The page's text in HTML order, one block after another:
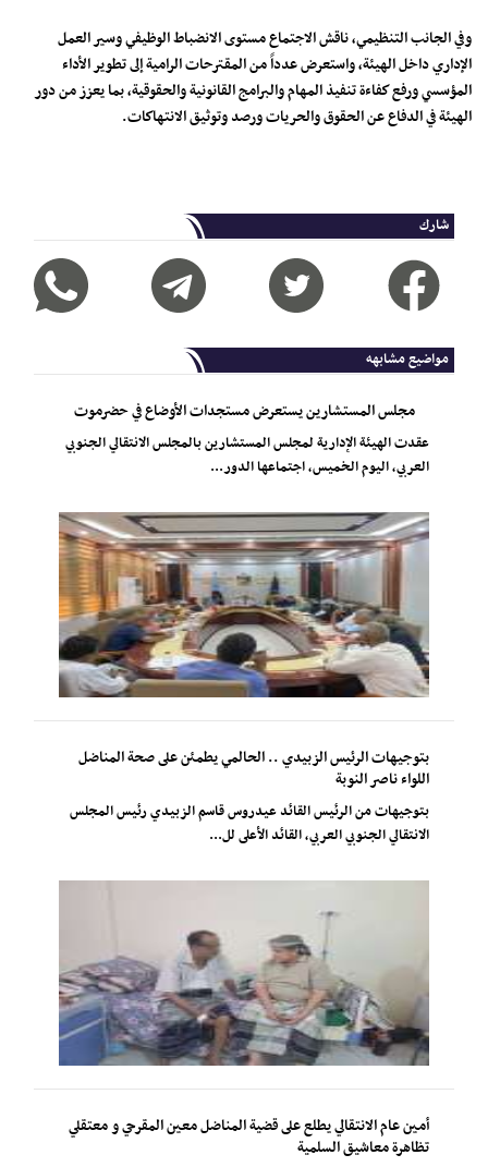
وفي الجانب التنظيمي، ناقش الاجتماع مستوى الانضباط الوظيفي وسير العمل
الإداري داخل الهيئة، واستعرض عدداً من المقترحات الرامية إلى تطوير الأداء
المؤسسي ورفع كفاءة تنفيذ المهام والبرامج القانونية والحقوقية، بما يعزز من دور
الهيئة في الدفاع عن الحقوق والحريات ورصد وتوثيق الانتهاكات.
شارك
مواضيع مشابهه
مجلس المستشارين يستعرض مستجدات الأوضاع في حضرموت
عقدت الهيئة الإدارية لمجلس المستشارين بالمجلس الانتقالي الجنوبي
العربي، اليوم الخميس، اجتماعها الدور...
بتوجيهات الرئيس الزبيدي .. الحالمي يطمئن على صحة المناضل
اللواء ناصر النوبة
بتوجيهات من الرئيس القائد عيدروس قاسم الزبيدي رئيس المجلس
الانتقالي الجنوبي العربي، القائد الأعلى لل...
أمين عام الانتقالي يطلع على قضية المناضل معين المقرحي و معتقلي
تظاهرة معاشيق السلمية